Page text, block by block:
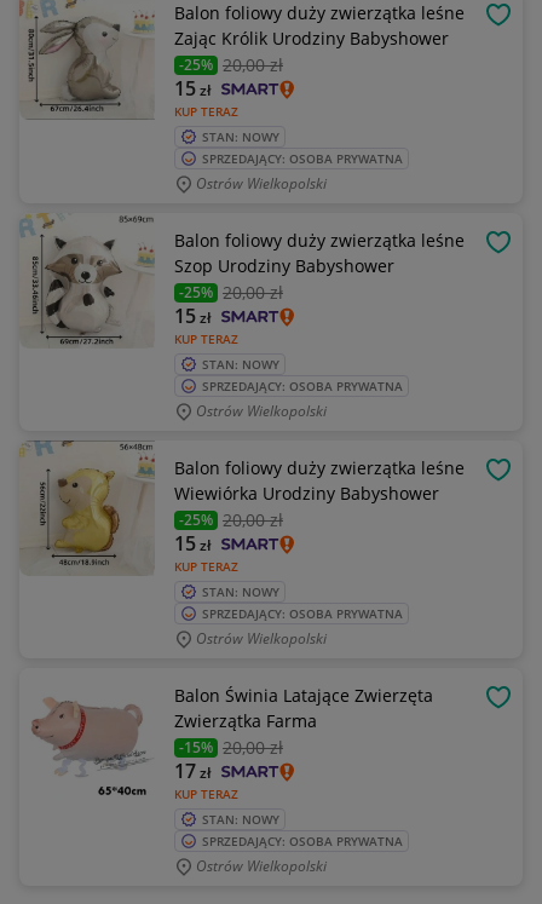
Balon foliowy duży zwierzątka leśne
Zając Królik Urodziny Babyshower
-25% 20,00 zł
KUP TERAZ
15zł
STAN: NOWY
SPRZEDAJĄCY: OSOBA PRYWATNA
Ostrów Wielkopolski
Balon foliowy duży zwierzątka leśne
Szop Urodziny Babyshower
-25% 20,00 zł
KUP TERAZ
15zł
STAN: NOWY
SPRZEDAJĄCY: OSOBA PRYWATNA
Ostrów Wielkopolski
Balon foliowy duży zwierzątka leśne
Wiewiórka Urodziny Babyshower
-25% 20,00 zł
KUP TERAZ
15zł
STAN: NOWY
SPRZEDAJĄCY: OSOBA PRYWATNA
Ostrów Wielkopolski
Balon Świnia Latające Zwierzęta
Zwierzątka Farma
-15% 20,00 zł
KUP TERAZ
17zł
STAN: NOWY
SPRZEDAJĄCY: OSOBA PRYWATNA
Ostrów Wielkopolski